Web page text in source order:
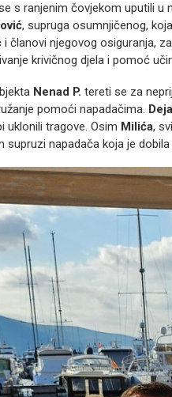
s ranjenim čovjekom uputili
, supruga osumnjičenog,
i članovi njegovog osiguranja,
krivičnog djela i pomoć
Nenad P. tereti se za
pomoći napadačima.
uklonili tragove. Osim Milića,
supruzi napadača koja je